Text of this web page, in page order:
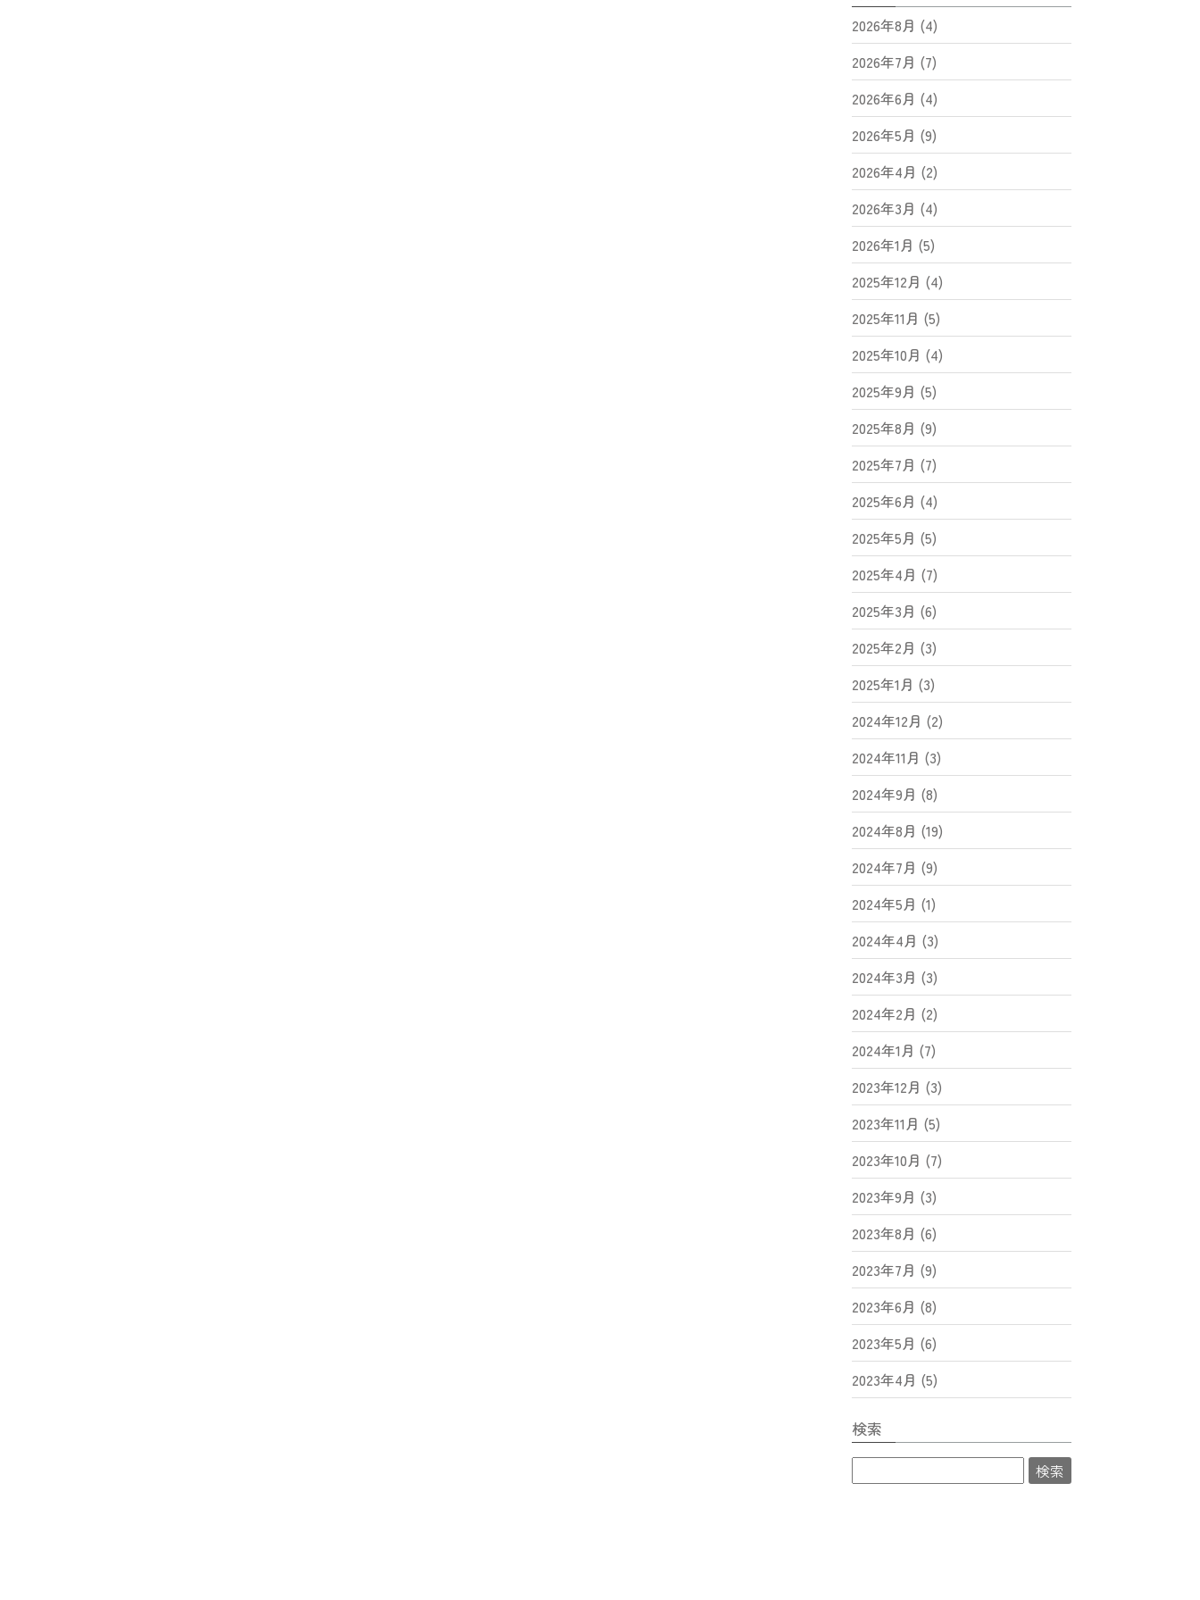
2026年8月 (4)
2026年7月 (7)
2026年6月 (4)
2026年5月 (9)
2026年4月 (2)
2026年3月 (4)
2026年1月 (5)
2025年12月 (4)
2025年11月 (5)
2025年10月 (4)
2025年9月 (5)
2025年8月 (9)
2025年7月 (7)
2025年6月 (4)
2025年5月 (5)
2025年4月 (7)
2025年3月 (6)
2025年2月 (3)
2025年1月 (3)
2024年12月 (2)
2024年11月 (3)
2024年9月 (8)
2024年8月 (19)
2024年7月 (9)
2024年5月 (1)
2024年4月 (3)
2024年3月 (3)
2024年2月 (2)
2024年1月 (7)
2023年12月 (3)
2023年11月 (5)
2023年10月 (7)
2023年9月 (3)
2023年8月 (6)
2023年7月 (9)
2023年6月 (8)
2023年5月 (6)
2023年4月 (5)
検索